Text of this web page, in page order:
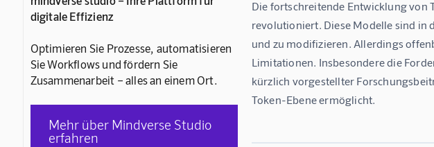
digitale Effizienz
Optimieren Sie Prozesse, automatisieren
Sie Workflows und fördern Sie
Zusammenarbeit – alles an einem Ort.
Mehr über Mindverse Studio
erfahren
Die fortschreitende Entwicklung
revolutioniert. Diese Modelle sind in
und zu modifizieren. Allerdings
Limitationen. Insbesondere die
kürzlich vorgestellter
Token-Ebene ermöglicht.